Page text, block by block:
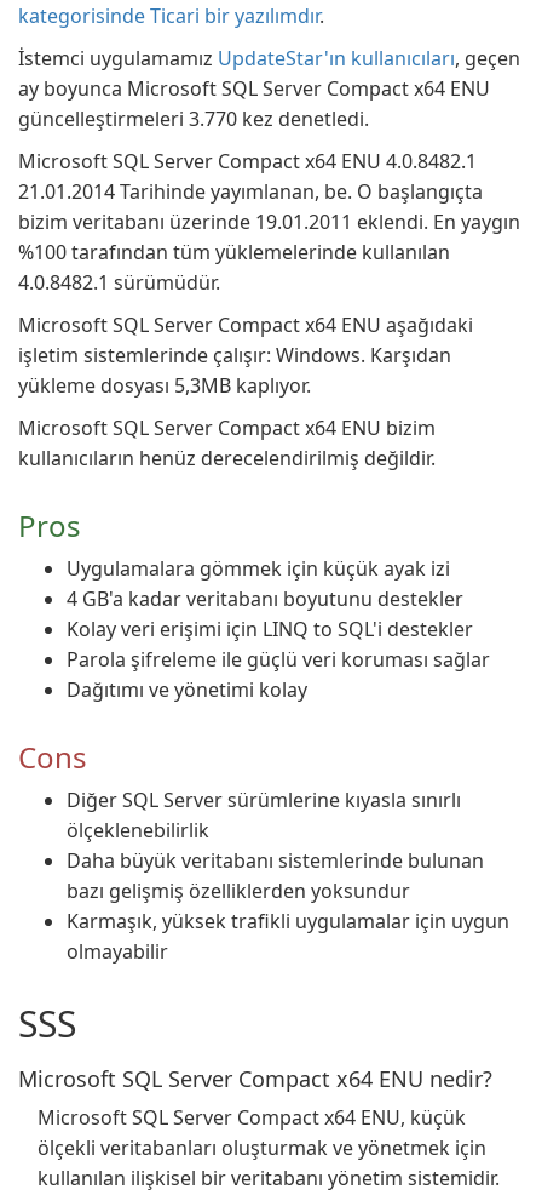
kategorisinde Ticari bir yazılımdır.
İstemci uygulamamız UpdateStar'ın kullanıcıları, geçen
ay boyunca Microsoft SQL Server Compact x64 ENU
güncelleştirmeleri 3.770 kez denetledi.
Microsoft SQL Server Compact x64 ENU 4.0.8482.1
21.01.2014 Tarihinde yayımlanan, be. O başlangıçta
bizim veritabanı üzerinde 19.01.2011 eklendi. En yaygın
%100 tarafından tüm yüklemelerinde kullanılan
4.0.8482.1 sürümüdür.
Microsoft SQL Server Compact x64 ENU aşağıdaki
işletim sistemlerinde çalışır: Windows. Karşıdan
yükleme dosyası 5,3MB kaplıyor.
Microsoft SQL Server Compact x64 ENU bizim
kullanıcıların henüz derecelendirilmiş değildir.
Pros
Uygulamalara gömmek için küçük ayak izi
4 GB'a kadar veritabanı boyutunu destekler
Kolay veri erişimi için LINQ to SQL'i destekler
Parola şifreleme ile güçlü veri koruması sağlar
Dağıtımı ve yönetimi kolay
Cons
Diğer SQL Server sürümlerine kıyasla sınırlı
ölçeklenebilirlik
Daha büyük veritabanı sistemlerinde bulunan
bazı gelişmiş özelliklerden yoksundur
Karmaşık, yüksek trafikli uygulamalar için uygun
olmayabilir
SSS
Microsoft SQL Server Compact x64 ENU nedir?
Microsoft SQL Server Compact x64 ENU, küçük
ölçekli veritabanları oluşturmak ve yönetmek için
kullanılan ilişkisel bir veritabanı yönetim sistemidir.